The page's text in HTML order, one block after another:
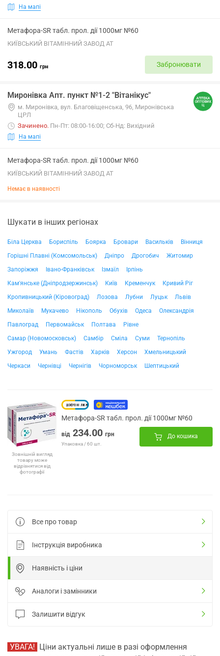
На мапі
Метафора-SR табл. прол. дії 1000мг №60
КИЇВСЬКИЙ ВІТАМІННИЙ ЗАВОД АТ
318.00 грн Забронювати
Миронівка Апт. пункт №1-2 "Вітанікус"
м. Миронівка, вул. Благовіщенська, 96, Миронівська
ЦРЛ
Зачинено. Пн-Пт: 08:00-16:00; Сб-Нд: Вихідний
На мапі
Метафора-SR табл. прол. дії 1000мг №60
КИЇВСЬКИЙ ВІТАМІННИЙ ЗАВОД АТ
Немає в наявності
Шукати в інших регіонах
Біла Церква Бориспіль Боярка Бровари Васильків
Вінниця
Горішні Плавні (Комсомольськ)
Дніпро Дрогобич
Житомир
Запоріжжя
Івано-Франківськ Ізмаїл
Ірпінь
Кам'янське (Дніпродзержинськ)
Київ Кременчук
Кривий Ріг
Кропивницький (Кіровоград)
Лозова Лубни Луцьк
Львів
Миколаїв
Мукачево Нікополь Обухів Одеса
Олександрія
Павлоград
Первомайськ Полтава
Рівне
Самар (Новомосковськ)
Самбір Сміла Суми
Тернопіль
Ужгород
Умань Фастів Харків Херсон
Хмельницький
Черкаси
Чернівці Чернігів Чорноморськ Шептицький
Зовнішній вигляд
товару може
відрізнятися від
фотографії
Метафора-SR табл. прол. дії 1000мг №60
від 234.00 грн
Упаковка / 60 шт.
До кошика
Все про товар
Інструкція виробника
Наявність і ціни
Аналоги і замінники
Залишити відгук
УВАГА! Ціни актуальні лише в разі оформлення